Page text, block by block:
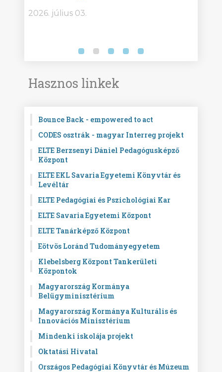
2026. július 03.
Hasznos linkek
Bounce Back - empowered to act
CODES osztrák - magyar Interreg projekt
ELTE Berzsenyi Dániel Pedagógusképző
Központ
ELTE EKL Savaria Egyetemi Könyvtár és
Levéltár
ELTE Pedagógiai és Pszichológiai Kar
ELTE Savaria Egyetemi Központ
ELTE Tanárképző Központ
Eötvös Loránd Tudományegyetem
Klebelsberg Központ Tankerületi
Központok
Magyarország Kormánya
Belügyminisztérium
Magyarország Kormánya Kulturális és
Innovációs Minisztérium
Mindenki iskolája projekt
Oktatási Hivatal
Országos Pedagógiai Könyvtár és Múzeum